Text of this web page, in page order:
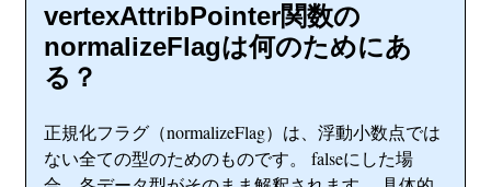
vertexAttribPointer関数の
normalizeFlagは何のためにあ
る？
正規化フラグ（normalizeFlag）は、浮動小数点では
ない全ての型のためのものです。 falseにした場